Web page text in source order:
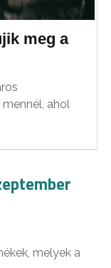
meg a
ahol
melyek a